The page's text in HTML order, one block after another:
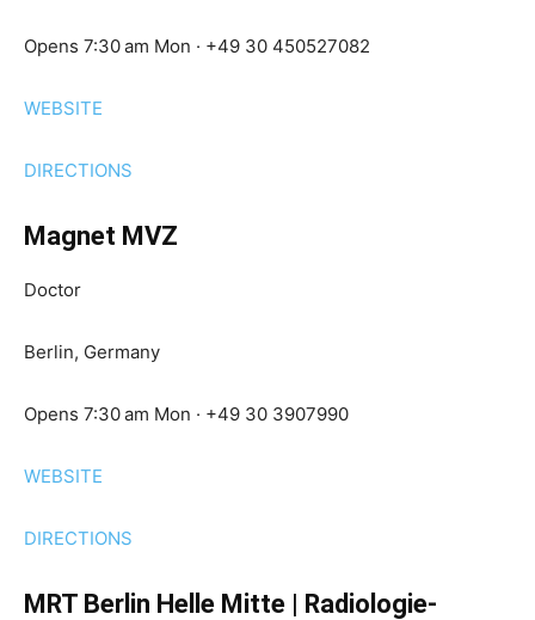
Opens 7:30 am Mon · +49 30 450527082
WEBSITE
DIRECTIONS
Magnet MVZ
Doctor
Berlin, Germany
Opens 7:30 am Mon · +49 30 3907990
WEBSITE
DIRECTIONS
MRT Berlin Helle Mitte | Radiologie-